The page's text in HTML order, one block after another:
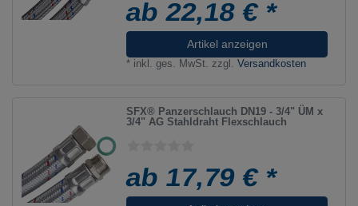
ab 22,18 € *
Artikel anzeigen
* inkl. ges. MwSt. zzgl.Versandkosten
SFX® Panzerschlauch DN19 - 3/4" ÜM x
3/4" AG Stahldraht Flexschlauch
ab 17,79 € *